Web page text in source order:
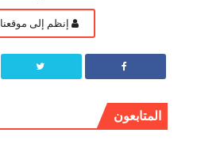
إنظم إلى موقعنا
المتابعون